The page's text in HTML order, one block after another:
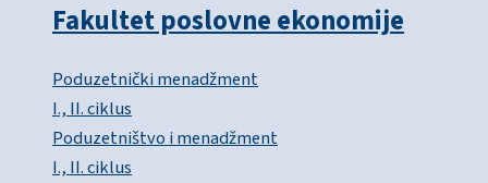
Fakultet poslovne ekonomije
Poduzetnički menadžment
I., II. ciklus
Poduzetništvo i menadžment
I., II. ciklus